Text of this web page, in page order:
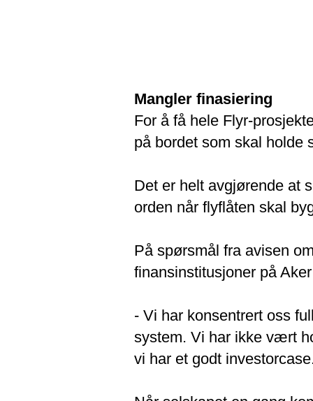
Mangler finasiering
For å få hele Flyr-
på bordet som skal holde
Det er helt avgjørende at
orden når flyflåten skal
På spørsmål fra avisen
finansinstitusjoner på
- Vi har konsentrert oss
system. Vi har ikke vært
vi har et godt